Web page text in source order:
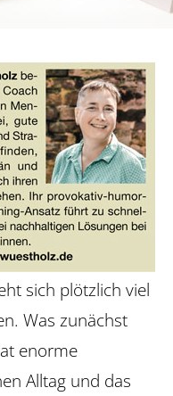
sich plötzlich viel
Was zunächst
enorme
Alltag und das